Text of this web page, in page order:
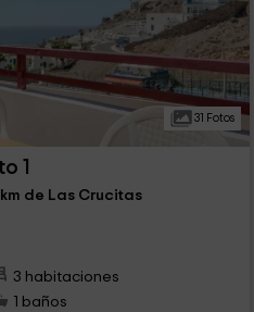
31 Fotos
1
de Las Crucitas
3 habitaciones
1 baños